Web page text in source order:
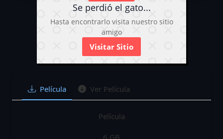
Se perdió el gato...
Hasta encontrarlo visita nuestro sitio
amigo
Visitar Sitio
Película Ver Película
Película